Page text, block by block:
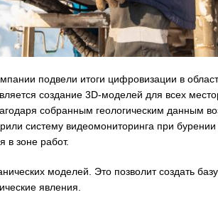
подвели итоги цифровизации в
создание 3D-моделей для всех
собранным геологическим данным
систему видеомониторинга при
в зоне работ.
моделей. Это позволит создать
явления.